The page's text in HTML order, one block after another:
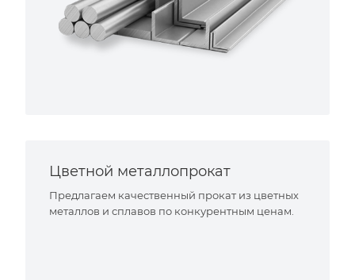
Цветной металлопрокат
Предлагаем качественный прокат из цветных
металлов и сплавов по конкурентным ценам.